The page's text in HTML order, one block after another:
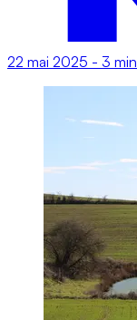
22 mai 2025 - 3 min